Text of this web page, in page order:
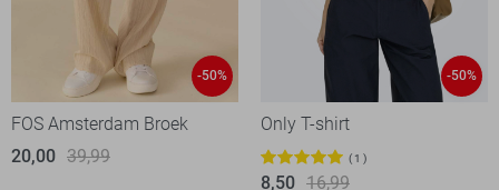
-50%
FOS Amsterdam Broek
20,00 39,99
-50%
Only T-shirt
1
8,50 16,99